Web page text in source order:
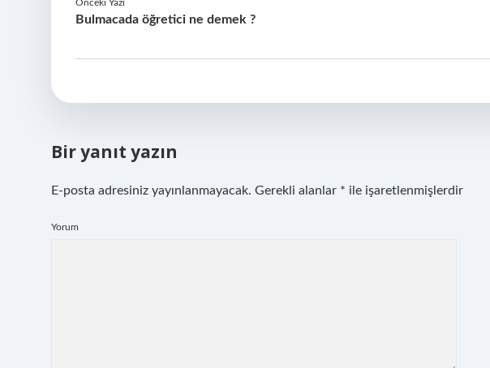
Önceki Yazı
Bulmacada öğretici ne demek ?
Bir yanıt yazın
E-posta adresiniz yayınlanmayacak. Gerekli alanlar * ile işaretlenmişlerdir
Yorum